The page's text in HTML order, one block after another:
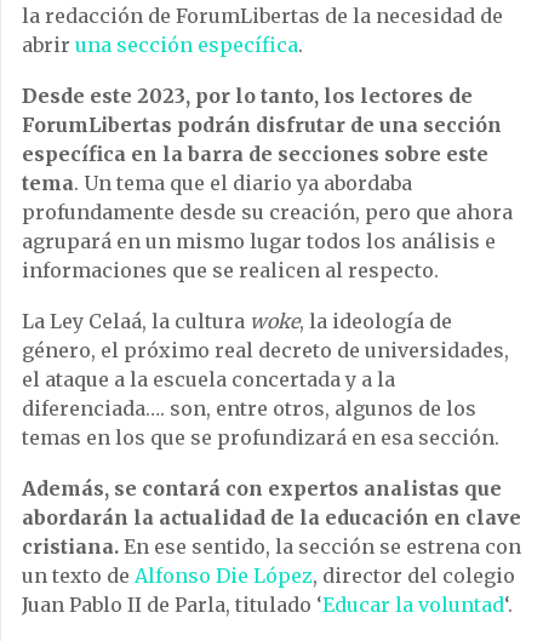
la redacción de ForumLibertas de la necesidad de
abrir una sección específica.
Desde este 2023, por lo tanto, los lectores de
ForumLibertas podrán disfrutar de una sección
específica en la barra de secciones sobre este
tema. Un tema que el diario ya abordaba
profundamente desde su creación, pero que ahora
agrupará en un mismo lugar todos los análisis e
informaciones que se realicen al respecto.
La Ley Celaá, la cultura woke, la ideología de
género, el próximo real decreto de universidades,
el ataque a la escuela concertada y a la
diferenciada…. son, entre otros, algunos de los
temas en los que se profundizará en esa sección.
Además, se contará con expertos analistas que
abordarán la actualidad de la educación en clave
cristiana. En ese sentido, la sección se estrena con
un texto de Alfonso Die López, director del colegio
Juan Pablo II de Parla, titulado ‘Educar la voluntad‘.